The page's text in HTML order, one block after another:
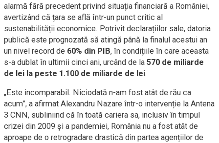
alarmă fără precedent privind situația financiară a României,
avertizând că țara se află într-un punct critic al
sustenabilității economice. Potrivit declarațiilor sale, datoria
publică este prognozată să atingă până la finalul acestui an
un nivel record de 60% din PIB, în condițiile în care aceasta
s-a dublat în ultimii cinci ani, urcând de la 570 de miliarde
de lei la peste 1.100 de miliarde de lei.
„Este incomparabil. Niciodată n-am fost atât de rău ca
acum”, a afirmat Alexandru Nazare într-o intervenție la Antena
3 CNN, subliniind că în toată cariera sa, inclusiv în timpul
crizei din 2009 și a pandemiei, România nu a fost atât de
aproape de o retrogradare drastică din partea agențiilor de